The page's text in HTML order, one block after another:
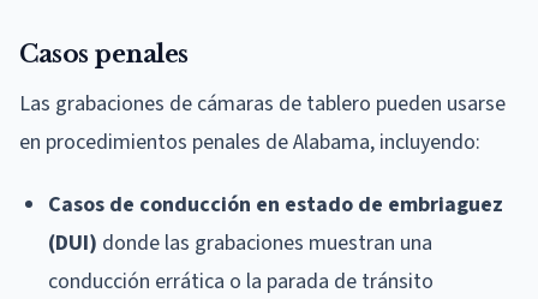
Casos penales
Las grabaciones de cámaras de tablero pueden usarse
en procedimientos penales de Alabama, incluyendo:
Casos de conducción en estado de embriaguez
(DUI) donde las grabaciones muestran una
conducción errática o la parada de tránsito